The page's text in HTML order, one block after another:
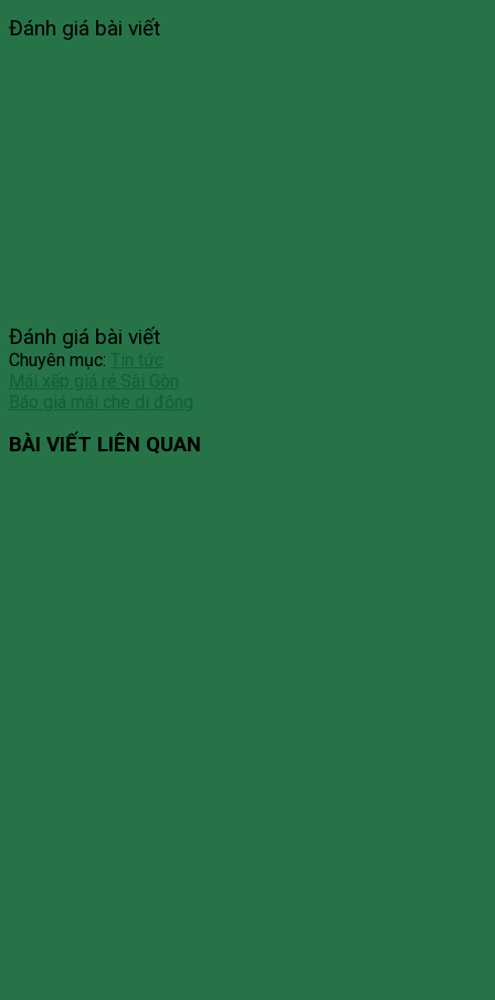
Đánh giá bài viết
Đánh giá bài viết
Chuyên mục: Tin tức
Mái xếp giá rẻ Sài Gòn
Báo giá mái che di động
BÀI VIẾT LIÊN QUAN